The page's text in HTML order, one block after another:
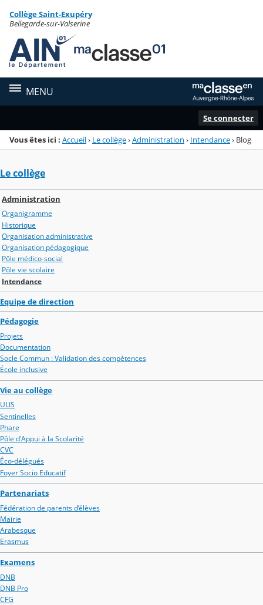
Menu de la rubrique
Contenu
Collège Saint-Exupéry
Bellegarde-sur-Valserine
MENU
Se connecter
Vous êtes ici : Accueil› Le collège›Administration › Intendance› Blog
Le collège
Administration
Organigramme
Historique
Organisation administrative
Organisation pédagogique
Pôle médico-social
Pôle vie scolaire
Intendance
Equipe de direction
Pédagogie
Projets
Documentation
Socle Commun : Validation des compétences
École inclusive
Vie au collège
ULIS
Sentinelles
Phare
Pôle d'Appui à la Scolarité
CVC
Éco-délégués
Foyer Socio Educatif
Partenariats
Fédération de parents d’élèves
Mairie
Arabesque
Erasmus
Examens
DNB
DNB Pro
CFG